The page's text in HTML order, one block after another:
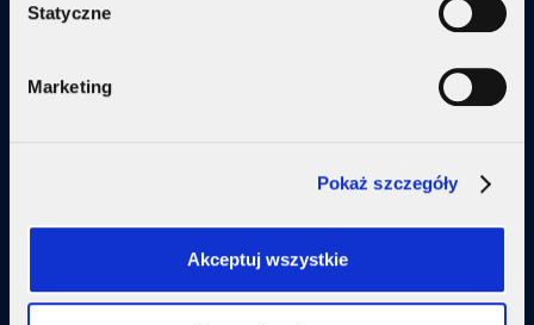
Statyczne
Marketing
Pokaż szczegóły
Akceptuj wszystkie